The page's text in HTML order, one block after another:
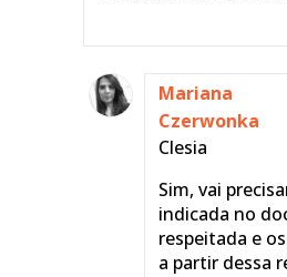
Mariana
Czerwonka
Clesia
Sim, vai
indicada no
respeitada e
a partir dessa